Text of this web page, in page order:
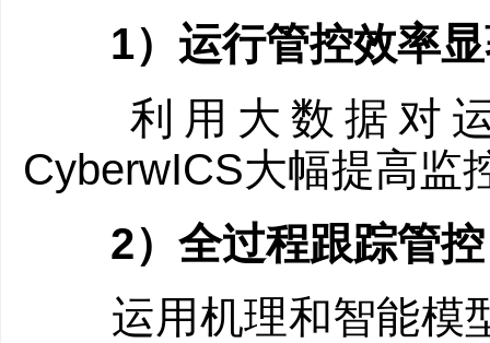
1）运行管控效率显
利用大数据对运
CyberwICS大幅提高监
2）全过程跟踪管控
运用机理和智能模